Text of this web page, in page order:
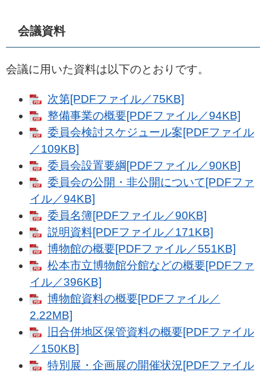
会議資料
会議に用いた資料は以下のとおりです。
次第[PDFファイル／75KB]
整備事業の概要[PDFファイル／94KB]
委員会検討スケジュール案[PDFファイル
／109KB]
委員会設置要綱[PDFファイル／90KB]
委員会の公開・非公開について[PDFファ
イル／94KB]
委員名簿[PDFファイル／90KB]
説明資料[PDFファイル／171KB]
博物館の概要[PDFファイル／551KB]
松本市立博物館分館などの概要[PDFファ
イル／396KB]
博物館資料の概要[PDFファイル／
2.22MB]
旧合併地区保管資料の概要[PDFファイル
／150KB]
特別展・企画展の開催状況[PDFファイル